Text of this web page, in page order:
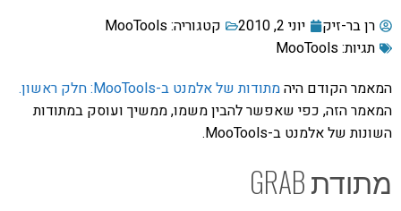
רן בר-זיק יוני 2, 2010 קטגוריה:MooTools
תגיות:MooTools
המאמר הקודם היהמתודות של אלמנט ב-MooTools: חלק ראשון.
המאמר הזה, כפי שאפשר להבין משמו, ממשיך ועוסק במתודות
השונות של אלמנט ב-MooTools.
מתודת GRAB